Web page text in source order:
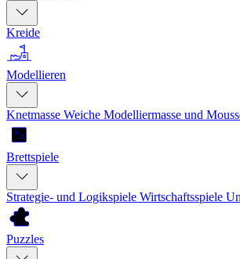
Kreide
Modellieren
Knetmasse Weiche Modelliermasse und
Brettspiele
Strategie- und Logikspiele Wirtschaftsspiele
Puzzles